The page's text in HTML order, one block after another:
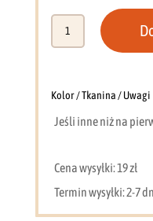
dąb
antracyt
Kolor / Tkanina / Uwagi
Jeśli inne niż na
Cena wysyłki: 19 zł
Termin wysyłki: 2-7